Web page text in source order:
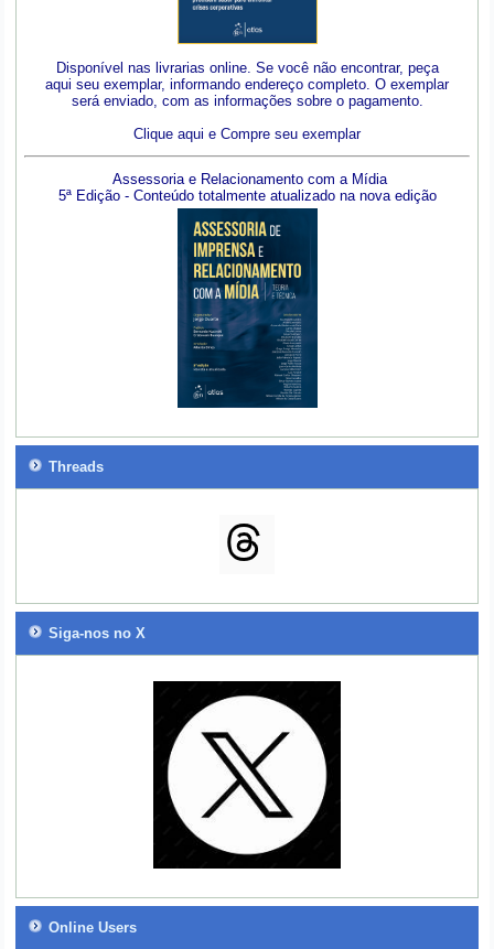
Disponível nas livrarias online. Se você não encontrar, peça
aqui seu exemplar, informando endereço completo. O exemplar
será enviado, com as informações sobre o pagamento.
Clique aqui e Compre seu exemplar
Assessoria e Relacionamento com a Mídia
5ª Edição - Conteúdo totalmente atualizado na nova edição
Threads
Siga-nos no X
Online Users